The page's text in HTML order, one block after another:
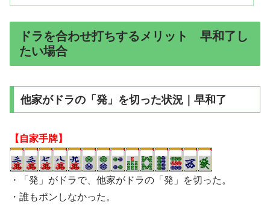
ドラを合わせ打ちするメリット 早和了し
たい場合
他家がドラの「発」を切った状況｜早和了
【自家手牌】
・「発」がドラで、他家がドラの「発」を切った。
・誰もポンしなかった。